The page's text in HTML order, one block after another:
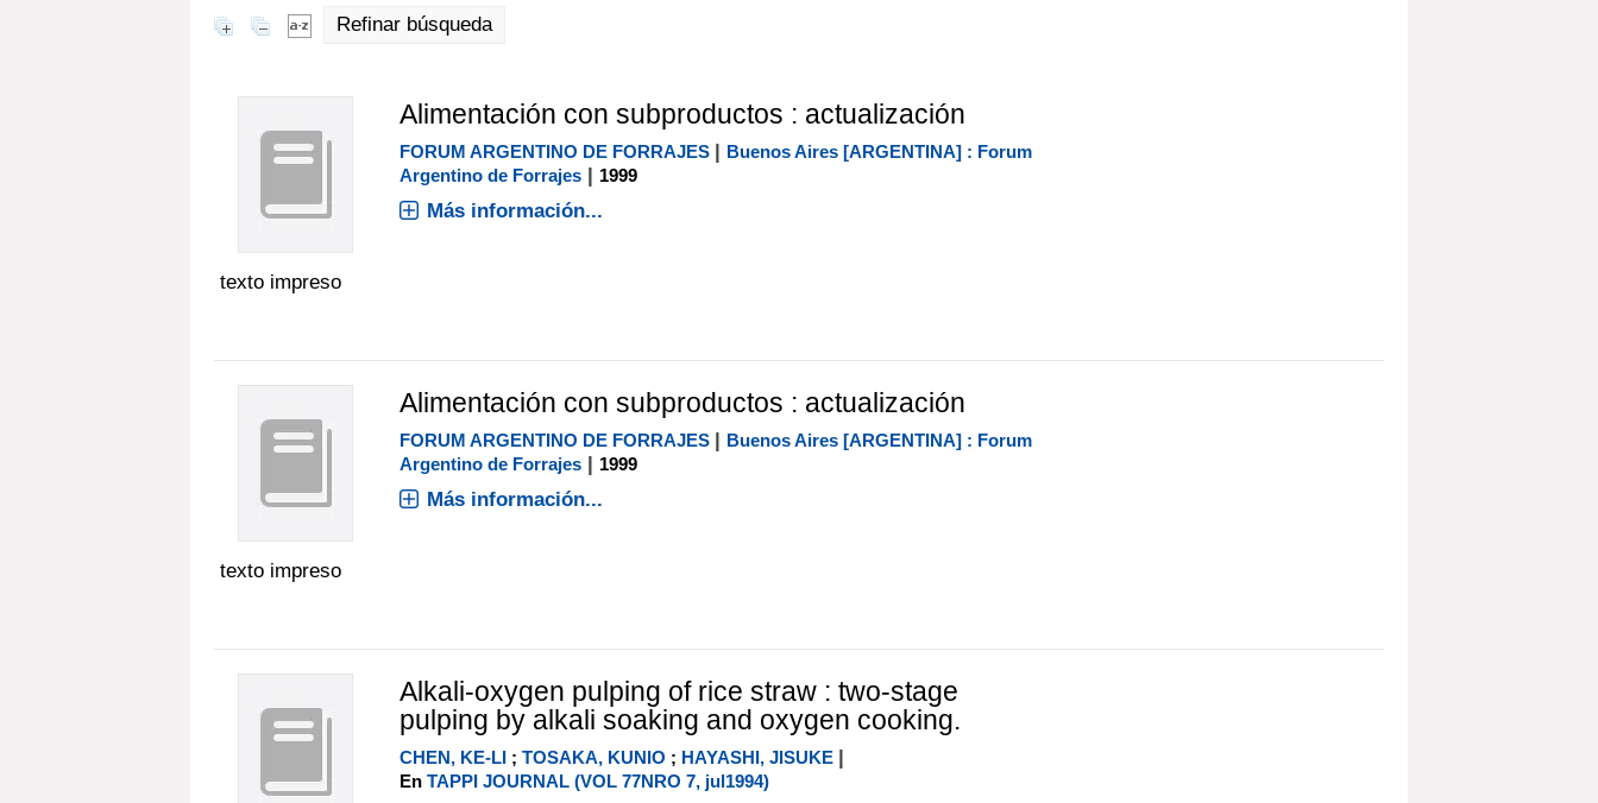
Refinar búsqueda
texto impreso
Alimentación con subproductos : actualización
FORUM ARGENTINO DE FORRAJES | Buenos Aires [ARGENTINA] : Forum
Argentino de Forrajes| 1999
Más información...
texto impreso
Alimentación con subproductos : actualización
FORUM ARGENTINO DE FORRAJES | Buenos Aires [ARGENTINA] : Forum
Argentino de Forrajes| 1999
Más información...
Alkali-oxygen pulping of rice straw : two-stage
pulping by alkali soaking and oxygen cooking.
CHEN, KE-LI; TOSAKA, KUNIO ; HAYASHI, JISUKE |
En TAPPI JOURNAL (VOL 77NRO 7, jul1994)